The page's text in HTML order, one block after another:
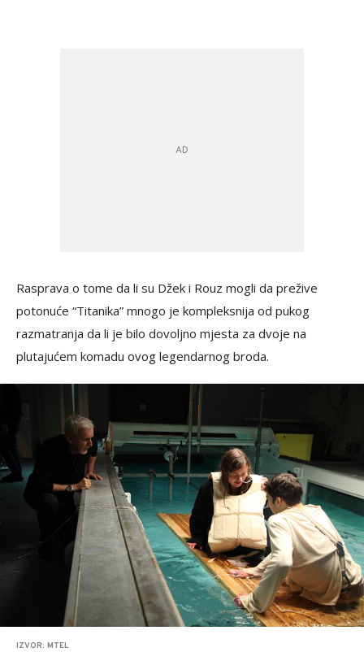
Rasprava o tome da li su Džek i Rouz mogli da prežive
potonuće “Titanika” mnogo je kompleksnija od pukog
razmatranja da li je bilo dovoljno mjesta za dvoje na
plutajućem komadu ovog legendarnog broda.
IZVOR: MTEL